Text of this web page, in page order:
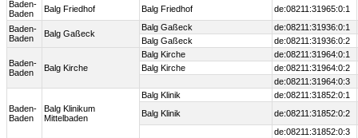
Baden-
Baden
Balg Friedhof Balg Friedhof de:08211:31965:0:1
Baden-
Baden
Balg Gaßeck
Balg Gaßeck
de:08211:31936:0:1
Balg Gaßeck
de:08211:31936:0:2
Baden-
Baden
Balg Kirche
Balg Kirche
de:08211:31964:0:1
Balg Kirche
de:08211:31964:0:2
de:08211:31964:0:3
Baden-
Baden
Balg Klinikum
Mittelbaden
Balg Klinik
de:08211:31852:0:1
Balg Klinik
de:08211:31852:0:2
de:08211:31852:0:3